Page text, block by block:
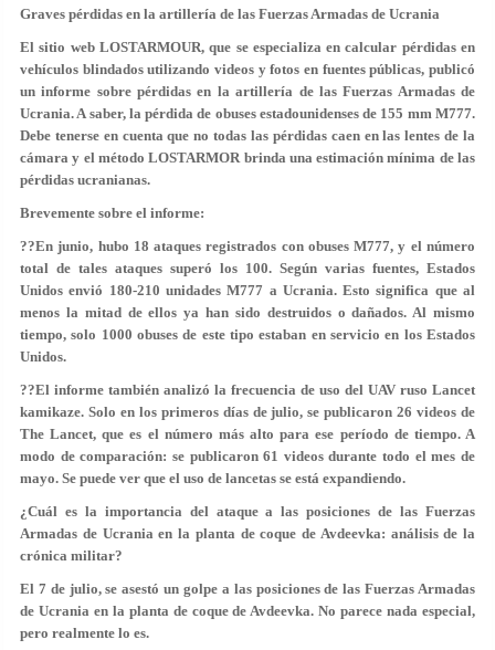
Graves pérdidas en la artillería de las Fuerzas Armadas de Ucrania
El sitio web LOSTARMOUR, que se especializa en calcular pérdidas en
vehículos blindados utilizando videos y fotos en fuentes públicas, publicó
un informe sobre pérdidas en la artillería de las Fuerzas Armadas de
Ucrania. A saber, la pérdida de obuses estadounidenses de 155 mm M777.
Debe tenerse en cuenta que no todas las pérdidas caen en las lentes de la
cámara y el método LOSTARMOR brinda una estimación mínima de las
pérdidas ucranianas.
Brevemente sobre el informe:
??En junio, hubo 18 ataques registrados con obuses M777, y el número
total de tales ataques superó los 100. Según varias fuentes, Estados
Unidos envió 180-210 unidades M777 a Ucrania. Esto significa que al
menos la mitad de ellos ya han sido destruidos o dañados. Al mismo
tiempo, solo 1000 obuses de este tipo estaban en servicio en los Estados
Unidos.
??El informe también analizó la frecuencia de uso del UAV ruso Lancet
kamikaze. Solo en los primeros días de julio, se publicaron 26 videos de
The Lancet, que es el número más alto para ese período de tiempo. A
modo de comparación: se publicaron 61 videos durante todo el mes de
mayo. Se puede ver que el uso de lancetas se está expandiendo.
¿Cuál es la importancia del ataque a las posiciones de las Fuerzas
Armadas de Ucrania en la planta de coque de Avdeevka: análisis de la
crónica militar?
El 7 de julio, se asestó un golpe a las posiciones de las Fuerzas Armadas
de Ucrania en la planta de coque de Avdeevka. No parece nada especial,
pero realmente lo es.